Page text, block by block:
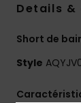
Details
Short de
Style